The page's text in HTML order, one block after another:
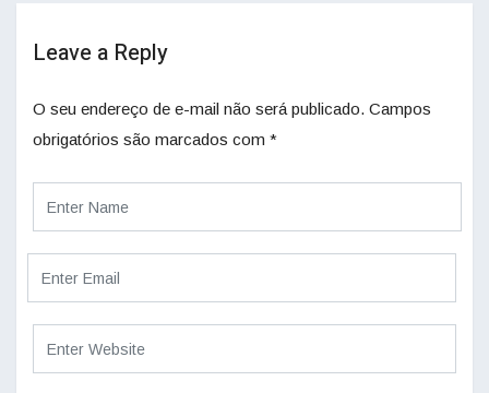
Leave a Reply
O seu endereço de e-mail não será publicado. Campos
obrigatórios são marcados com *